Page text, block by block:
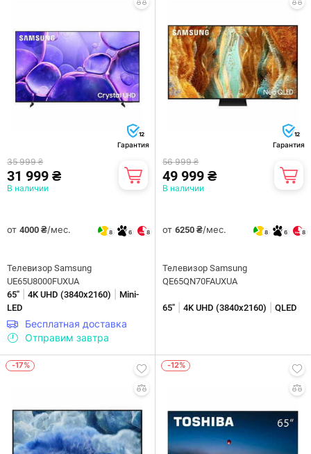
12
Гарантия
35 999 ₴
31 999 ₴
В наличии
от 4000 ₴/мес. 8 6 8
Телевизор Samsung
UE65U8000FUXUA
65"
4K UHD (3840х2160)
Mini-
LED
Бесплатная доставка
Отправим завтра
12
Гарантия
56 999 ₴
49 999 ₴
В наличии
от 6250 ₴/мес. 8 6 8
Телевизор Samsung
QE65QN70FAUXUA
65" 4K UHD (3840х2160) QLED
-17% -12%